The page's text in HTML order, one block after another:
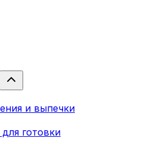
и выпечки
готовки